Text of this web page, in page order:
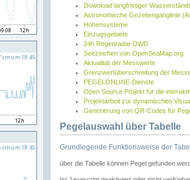
Download langfristiger
Astronomische Gezeitenganglinie
Höhensysteme
Einzugsgebiete
24h Regenradar DWD
Seezeichen von OpenSeaMap.org
Aktualität der Messwerte
Grenzwertüberschreitung der
PEGELONLINE-Dienste
Open Source Projekt für die
Projektarbeit zur dynamischen
Generierung von QR-Codes für
Pegelauswahl über Tabelle
Grundlegende Funktionsweise der
über die Tabelle können Pegel gefunden